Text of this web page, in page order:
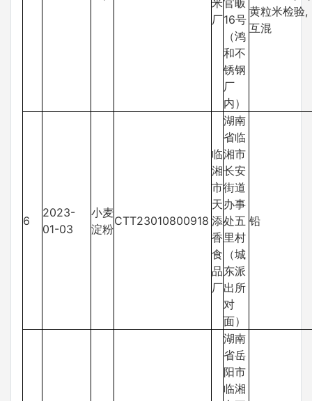
米
厂
官畈
16号
（鸿
和不
锈钢
厂
内）
黄粒米检验,
互混
6
2023-
01-03
小麦
淀粉
CTT23010800918
临
湘
市
天
添
香
食
品
厂
湖南
省临
湘市
长安
街道
办事
处五
里村
（城
东派
出所
对
面）
铅
湖南
省岳
阳市
临湘